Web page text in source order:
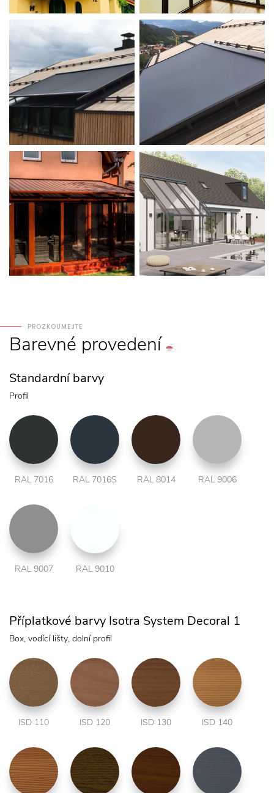
PROZKOUMEJTE
Barevné provedení
Standardní barvy
Profil
RAL 7016 RAL 7016S RAL 8014 RAL 9006
RAL 9007 RAL 9010
Příplatkové barvy Isotra System Decoral 1
Box, vodící lišty, dolní profil
ISD 110 ISD 120 ISD 130 ISD 140